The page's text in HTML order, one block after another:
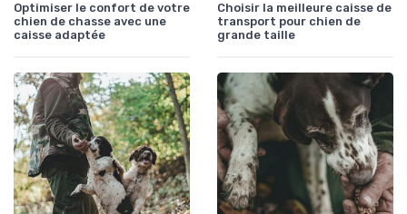
Optimiser le confort de votre
chien de chasse avec une
caisse adaptée
Choisir la meilleure caisse de
transport pour chien de
grande taille